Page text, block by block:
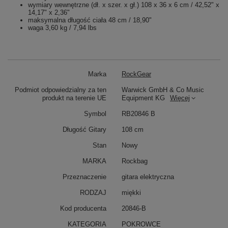
wymiary wewnętrzne (dł. x szer. x gł.) 108 x 36 x 6 cm / 42,52" x
14,17" x 2,36"
maksymalna długość ciała 48 cm / 18,90"
waga 3,60 kg / 7,94 lbs
Marka RockGear
Podmiot odpowiedzialny za ten
produkt na terenie UE
Warwick GmbH & Co Music
Equipment KG
Więcej
Symbol RB20846 B
Długość Gitary 108 cm
Stan Nowy
MARKA Rockbag
Przeznaczenie gitara elektryczna
RODZAJ miękki
Kod producenta 20846-B
KATEGORIA POKROWCE